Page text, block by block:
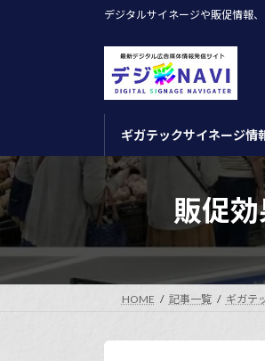
キ
ッ
プ
に
移
動
デジタルサイネージや販促情報
ギガテックサイネージ情
販促
HOME 記事一覧 ギガテ